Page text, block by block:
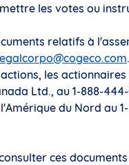
les votes ou
relatifs à
les
Ltd., au 1-888-
du Nord au
ces